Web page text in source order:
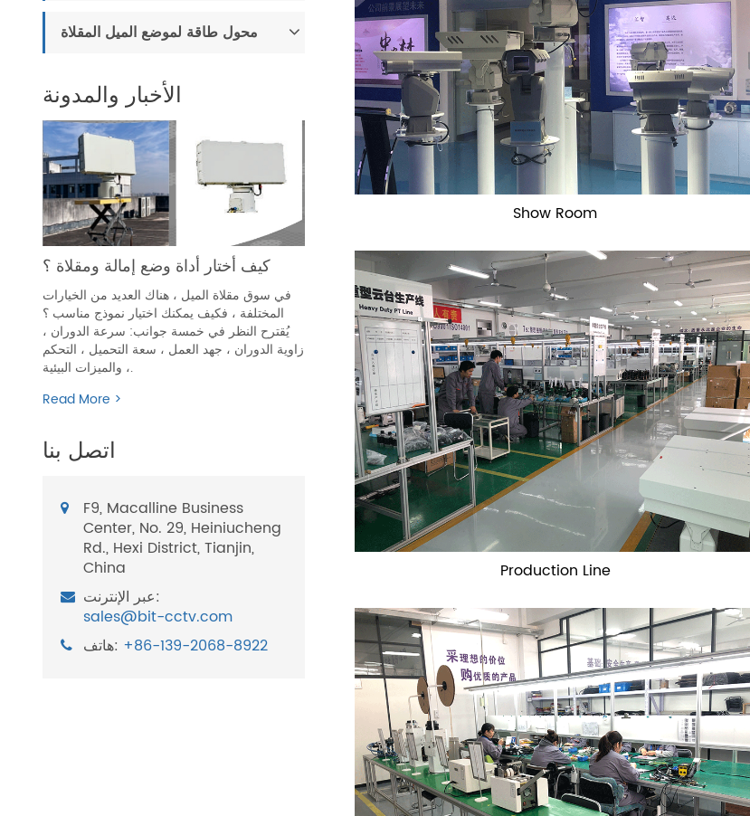
محول طاقة لموضع الميل المقلاة
الأخبار والمدونة
كيف أختار أداة وضع إمالة ومقلاة ؟
في سوق مقلاة الميل ، هناك العديد من الخيارات
المختلفة ، فكيف يمكنك اختيار نموذج مناسب ؟
يُقترح النظر في خمسة جوانب: سرعة الدوران ،
زاوية الدوران ، جهد العمل ، سعة التحميل ، التحكم
، والميزات البيئية.
Read More >
اتصل بنا
F9, Macalline Business
Center, No. 29, Heiniucheng
Rd., Hexi District, Tianjin,
China
عبر الإنترنت:
sales@bit-cctv.com
هاتف: +86-139-2068-8922
Show Room
Production Line